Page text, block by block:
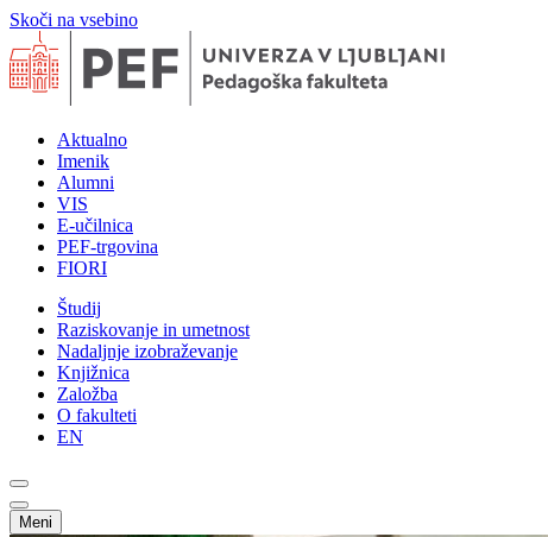
Skoči na vsebino
Aktualno
Imenik
Alumni
VIS
E-učilnica
PEF-trgovina
FIORI
Študij
Raziskovanje in umetnost
Nadaljnje izobraževanje
Knjižnica
Založba
O fakulteti
EN
Meni